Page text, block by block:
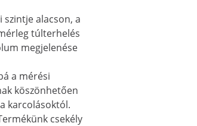
alacson, a
túlterhelés
megjelenése
a mérési
köszönhetően
karcolásoktól.
csekély